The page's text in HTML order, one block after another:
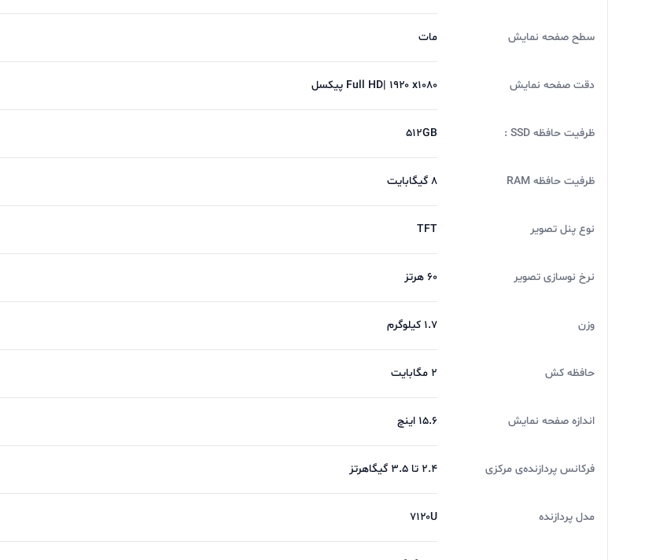
سطح صفحه نمایش مات
دقت صفحه نمایش Full HD| ۱۹۲۰ x۱۰۸۰ پیکسل
ظرفیت حافظه SSD : 512GB
ظرفیت حافظه RAM ۸ گیگابایت
نوع پنل تصویر TFT
نرخ نوسازی تصویر ۶۰ هرتز
وزن ۱.۷ کیلوگرم
حافظه کش ۲ مگابایت
اندازه صفحه نمایش ۱۵.۶ اینچ
فرکانس پردازنده‌ی مرکزی ۲.۴ تا ۳.۵ گیگاهرتز
مدل پردازنده ۷۱۲۰U